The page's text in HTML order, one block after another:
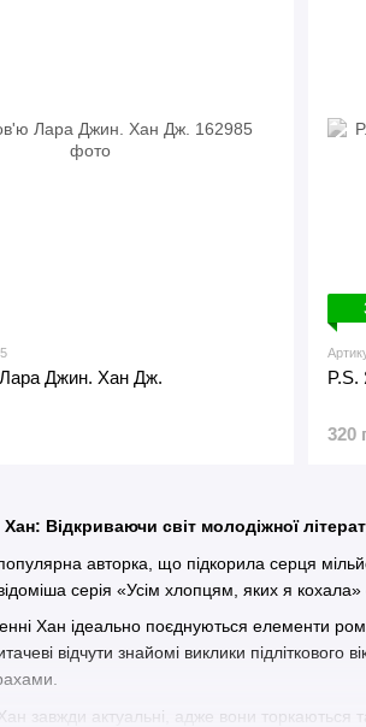
Відкриваючи світ молодіжної
авторка, що підкорила серця
серія «Усім хлопцям, яких я
Хан ідеально поєднуються елементи
відчути знайомі виклики підліткового
завжди актуальні, адже вони торкаються
Джин. Хан Дж.
320